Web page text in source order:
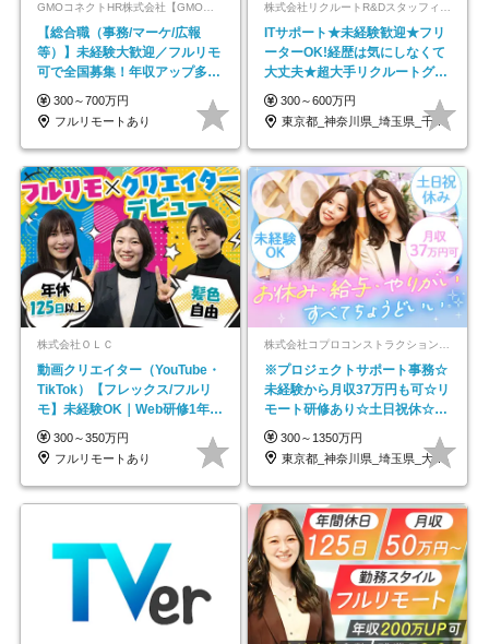
GMOコネクトHR株式会社【GMOインターネットグループ】
【総合職（事務/マーケ/広報
等）】未経験大歓迎／フルリモ
可で全国募集！年収アップ多数
★年休最大130日★
300～700万円
フルリモートあり
ITサポート★未経験歓迎★フリ
ーターOK!経歴は気にしなくて
大丈夫★超大手リクルートグル
ープの正社員/sg
300～600万円
東京都_神奈川県_埼玉県_千葉県_大阪府…
株式会社ＯＬＣ
動画クリエイター（YouTube・
TikTok）【フレックス/フルリ
モ】未経験OK｜Web研修1年間
｜副業OK
300～350万円
フルリモートあり
※プロジェクトサポート事務☆
未経験から月収37万円も可☆リ
モート研修あり☆土日祝休☆20
代～30代活躍/b
300～1350万円
東京都_神奈川県_埼玉県_大阪府_愛知県…